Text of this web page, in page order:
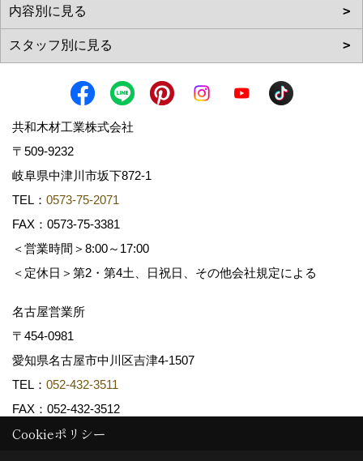
共和木材工業株式会社
〒509-9232
岐阜県中津川市坂下872‐1
TEL： 0573-75-2071
FAX：0573-75-3381
＜営業時間＞8:00～17:00
＜定休日＞第2・第4土、日祝日、その他会社規定による
名古屋営業所
〒454-0981
愛知県名古屋市中川区吉津4-1507
TEL： 052-432-3511
FAX：052-432-3512
Cookieポリシー